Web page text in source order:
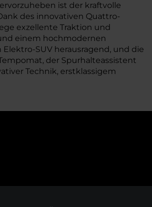
ist der kraftvolle
des innovativen Quattro-
exzellente Traktion und
einem hochmodernen
SUV herausragend, und die
der Spurhalteassistent
Technik, erstklassigem